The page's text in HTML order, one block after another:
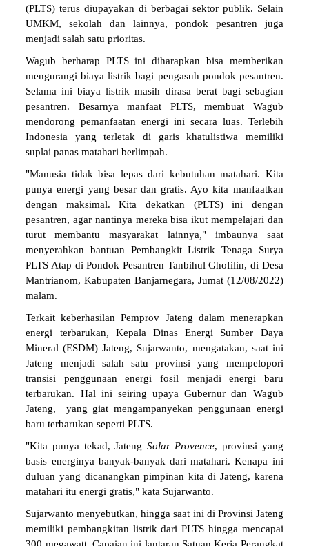
(PLTS) terus diupayakan di berbagai sektor publik. Selain
UMKM, sekolah dan lainnya, pondok pesantren juga
menjadi salah satu prioritas.
Wagub berharap PLTS ini diharapkan bisa memberikan
mengurangi biaya listrik bagi pengasuh pondok pesantren.
Selama ini biaya listrik masih dirasa berat bagi sebagian
pesantren. Besarnya manfaat PLTS, membuat Wagub
mendorong pemanfaatan energi ini secara luas. Terlebih
Indonesia yang terletak di garis khatulistiwa memiliki
suplai panas matahari berlimpah.
"Manusia tidak bisa lepas dari kebutuhan matahari. Kita
punya energi yang besar dan gratis. Ayo kita manfaatkan
dengan maksimal. Kita dekatkan (PLTS) ini dengan
pesantren, agar nantinya mereka bisa ikut mempelajari dan
turut membantu masyarakat lainnya," imbaunya saat
menyerahkan bantuan Pembangkit Listrik Tenaga Surya
PLTS Atap di Pondok Pesantren Tanbihul Ghofilin, di Desa
Mantrianom, Kabupaten Banjarnegara, Jumat (12/08/2022)
malam.
Terkait keberhasilan Pemprov Jateng dalam menerapkan
energi terbarukan, Kepala Dinas Energi Sumber Daya
Mineral (ESDM) Jateng, Sujarwanto, mengatakan, saat ini
Jateng menjadi salah satu provinsi yang mempelopori
transisi penggunaan energi fosil menjadi energi baru
terbarukan. Hal ini seiring upaya Gubernur dan Wagub
Jateng, yang giat mengampanyekan penggunaan energi
baru terbarukan seperti PLTS.
"Kita punya tekad, Jateng Solar Provence, provinsi yang
basis energinya banyak-banyak dari matahari. Kenapa ini
duluan yang dicanangkan pimpinan kita di Jateng, karena
matahari itu energi gratis," kata Sujarwanto.
Sujarwanto menyebutkan, hingga saat ini di Provinsi Jateng
memiliki pembangkitan listrik dari PLTS hingga mencapai